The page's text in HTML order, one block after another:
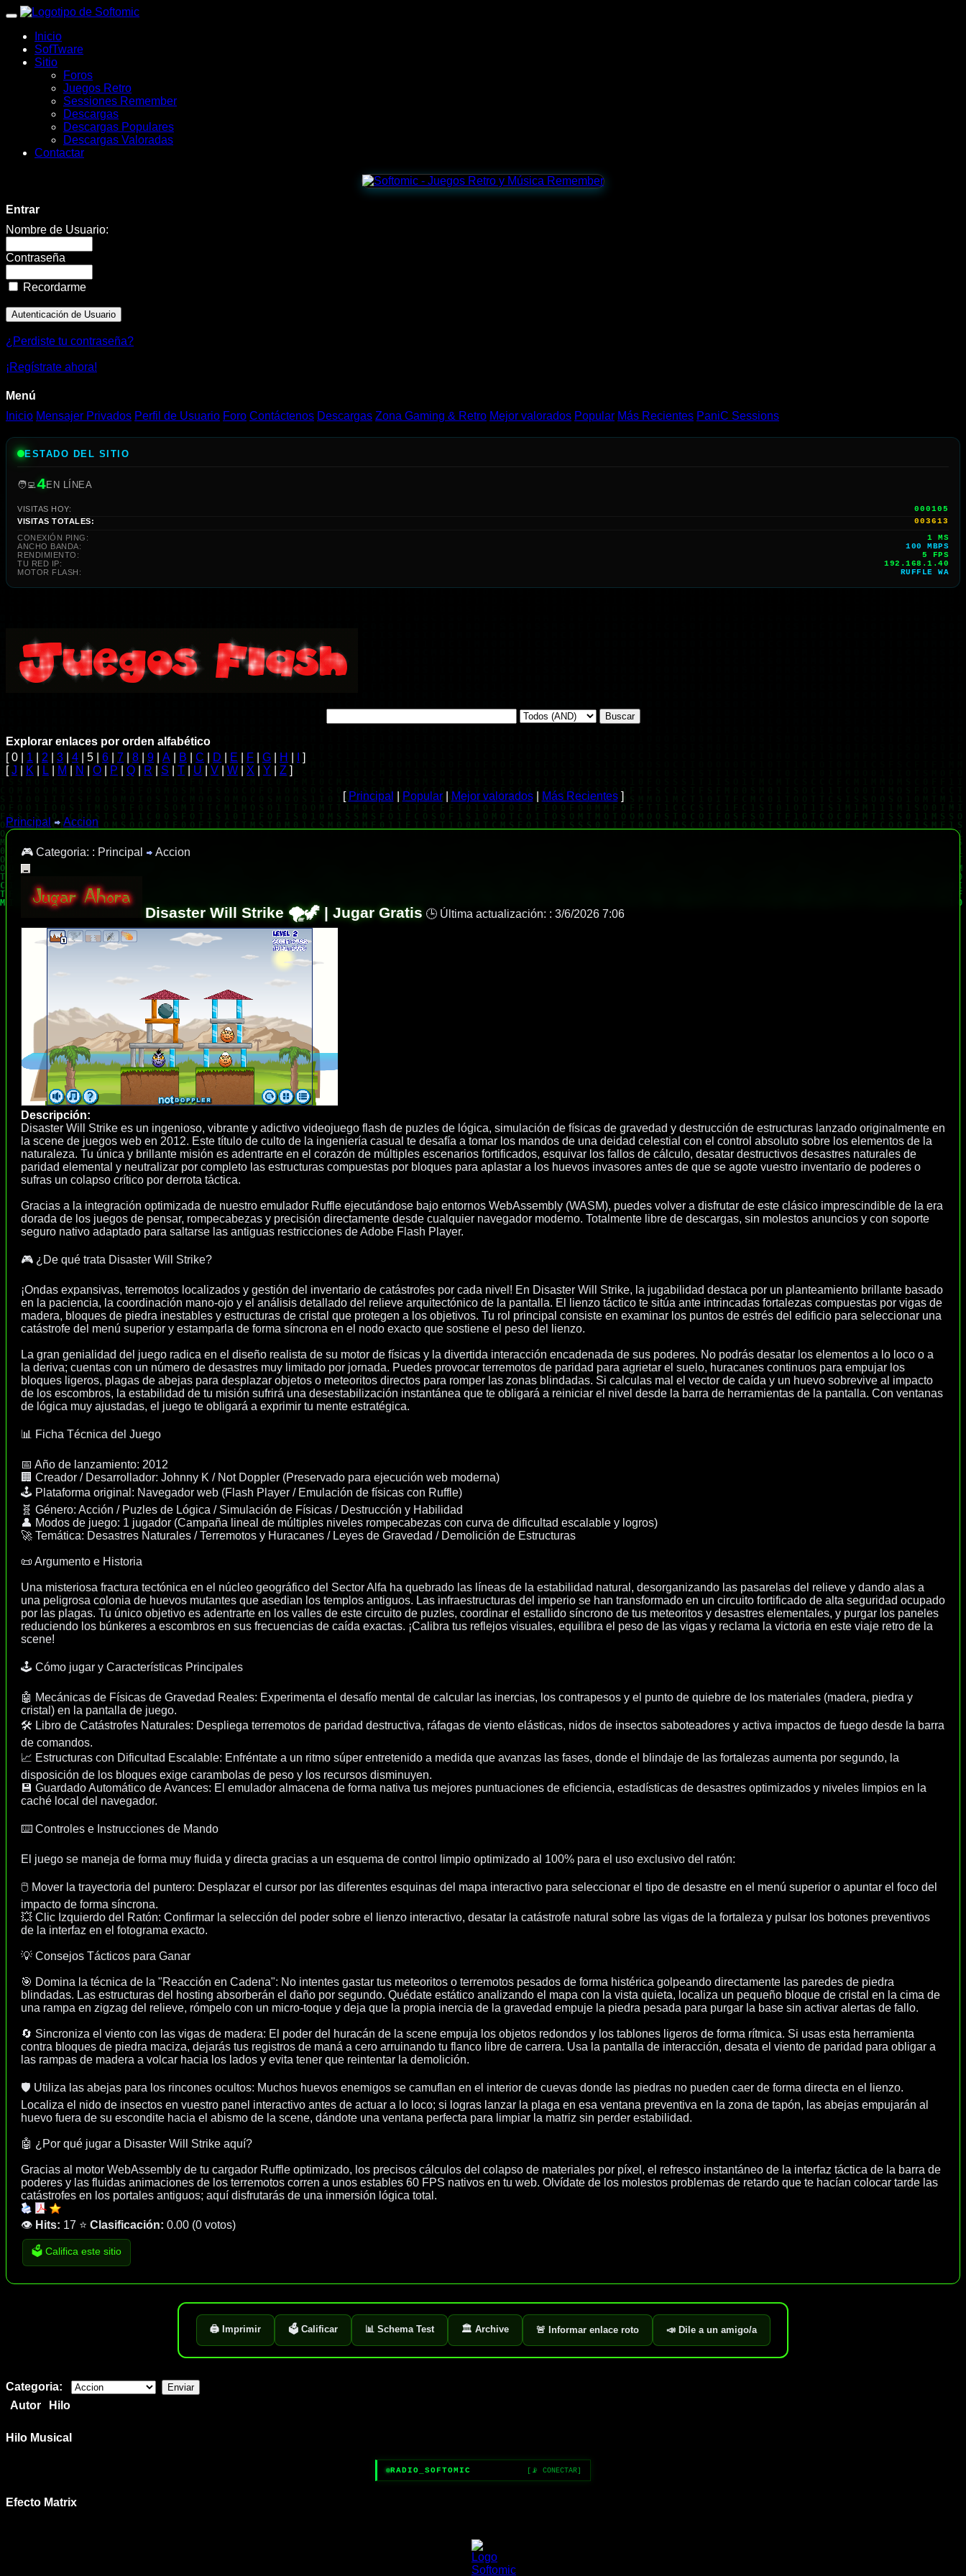
wWw.SofTomiC.org
Zona
Gaming
Retro
Disaster
Will
Strike
🌪️
🦖
|
Jugar
Gratis
Inicio
SofTware
Sitio
Foros
Juegos Retro
Sessiones Remember
Descargas
Descargas Populares
Descargas Valoradas
Contactar
Entrar
Nombre de Usuario:
Contraseña
Recordarme
¿Perdiste tu contraseña?
¡Regístrate ahora!
Menú
Inicio Mensajer Privados Perfil de Usuario Foro Contáctenos Descargas Zona Gaming & Retro Mejor valorados Popular Más Recientes PaniC Sessions
ESTADO DEL SITIO
🧑‍💻4EN LÍNEA
VISITAS HOY:
000105
VISITAS TOTALES:
003613
CONEXIÓN PING:
1 MS
ANCHO BANDA:
100 MBPS
RENDIMIENTO:
3 FPS
TU RED IP:
192.168.1.40
MOTOR FLASH:
RUFFLE WA
Explorar enlaces por orden alfabético
[ 0 | 1 2 3 4 | 5 | 6 7 8 9 A B C D E F G H
]
[J K L M N O P Q R S T U V W X Y Z ]
[ Principal Popular| Mejor valorados| Más Recientes]
Principal Accion
🎮 Categoria: : Principal Accion
Disaster Will Strike 🌪️🦖 | Jugar Gratis 🕒 Última actualización: : 3/6/2026 7:06
Descripción:
Disaster Will Strike es un ingenioso, vibrante y adictivo videojuego flash de puzles de lógica, simulación de físicas de gravedad y destrucción de estructuras lanzado originalmente en
la scene de juegos web en 2012. Este título de culto de la ingeniería casual te desafía a tomar los mandos de una deidad celestial con el control absoluto sobre los elementos de la
naturaleza. Tu única y brillante misión es adentrarte en el corazón de múltiples escenarios fortificados, esquivar los fallos de cálculo, desatar destructivos desastres naturales de
paridad elemental y neutralizar por completo las estructuras compuestas por bloques para aplastar a los huevos invasores antes de que se agote vuestro inventario de poderes o
sufras un colapso crítico por derrota táctica.
Gracias a la integración optimizada de nuestro emulador Ruffle ejecutándose bajo entornos WebAssembly (WASM), puedes volver a disfrutar de este clásico imprescindible de la era
dorada de los juegos de pensar, rompecabezas y precisión directamente desde cualquier navegador moderno. Totalmente libre de descargas, sin molestos anuncios y con soporte
seguro nativo adaptado para saltarse las antiguas restricciones de Adobe Flash Player.
🎮 ¿De qué trata Disaster Will Strike?
¡Ondas expansivas, terremotos localizados y gestión del inventario de catástrofes por cada nivel! En Disaster Will Strike, la jugabilidad destaca por un planteamiento brillante basado
en la paciencia, la coordinación mano-ojo y el análisis detallado del relieve arquitectónico de la pantalla. El lienzo táctico te sitúa ante intrincadas fortalezas compuestas por vigas de
madera, bloques de piedra inestables y estructuras de cristal que protegen a los objetivos. Tu rol principal consiste en examinar los puntos de estrés del edificio para seleccionar una
catástrofe del menú superior y estamparla de forma síncrona en el nodo exacto que sostiene el peso del lienzo.
La gran genialidad del juego radica en el diseño realista de su motor de físicas y la divertida interacción encadenada de sus poderes. No podrás desatar los elementos a lo loco o a
la deriva; cuentas con un número de desastres muy limitado por jornada. Puedes provocar terremotos de paridad para agrietar el suelo, huracanes continuos para empujar los
bloques ligeros, plagas de abejas para desplazar objetos o meteoritos directos para romper las zonas blindadas. Si calculas mal el vector de caída y un huevo sobrevive al impacto
de los escombros, la estabilidad de tu misión sufrirá una desestabilización instantánea que te obligará a reiniciar el nivel desde la barra de herramientas de la pantalla. Con ventanas
de lógica muy ajustadas, el juego te obligará a exprimir tu mente estratégica.
📊 Ficha Técnica del Juego
📅 Año de lanzamiento: 2012
🏢 Creador / Desarrollador: Johnny K / Not Doppler (Preservado para ejecución web moderna)
🕹️ Plataforma original: Navegador web (Flash Player / Emulación de físicas con Ruffle)
🧬 Género: Acción / Puzles de Lógica / Simulación de Físicas / Destrucción y Habilidad
👤 Modos de juego: 1 jugador (Campaña lineal de múltiples niveles rompecabezas con curva de dificultad escalable y logros)
🚀 Temática: Desastres Naturales / Terremotos y Huracanes / Leyes de Gravedad / Demolición de Estructuras
📜 Argumento e Historia
Una misteriosa fractura tectónica en el núcleo geográfico del Sector Alfa ha quebrado las líneas de la estabilidad natural, desorganizando las pasarelas del relieve y dando alas a
una peligrosa colonia de huevos mutantes que asedian los templos antiguos. Las infraestructuras del imperio se han transformado en un circuito fortificado de alta seguridad ocupado
por las plagas. Tu único objetivo es adentrarte en los valles de este circuito de puzles, coordinar el estallido síncrono de tus meteoritos y desastres elementales, y purgar los paneles
reduciendo los búnkeres a escombros en sus frecuencias de caída exactas. ¡Calibra tus reflejos visuales, equilibra el peso de las vigas y reclama la victoria en este viaje retro de la
scene!
🕹️ Cómo jugar y Características Principales
🤖 Mecánicas de Físicas de Gravedad Reales: Experimenta el desafío mental de calcular las inercias, los contrapesos y el punto de quiebre de los materiales (madera, piedra y
cristal) en la pantalla de juego.
🛠️ Libro de Catástrofes Naturales: Despliega terremotos de paridad destructiva, ráfagas de viento elásticas, nidos de insectos saboteadores y activa impactos de fuego desde la barra
de comandos.
📈 Estructuras con Dificultad Escalable: Enfréntate a un ritmo súper entretenido a medida que avanzas las fases, donde el blindaje de las fortalezas aumenta por segundo, la
disposición de los bloques exige carambolas de peso y los recursos disminuyen.
💾 Guardado Automático de Avances: El emulador almacena de forma nativa tus mejores puntuaciones de eficiencia, estadísticas de desastres optimizados y niveles limpios en la
caché local del navegador.
⌨️ Controles e Instrucciones de Mando
El juego se maneja de forma muy fluida y directa gracias a un esquema de control limpio optimizado al 100% para el uso exclusivo del ratón:
🖱️ Mover la trayectoria del puntero: Desplazar el cursor por las diferentes esquinas del mapa interactivo para seleccionar el tipo de desastre en el menú superior o apuntar el foco del
impacto de forma síncrona.
💥 Clic Izquierdo del Ratón: Confirmar la selección del poder sobre el lienzo interactivo, desatar la catástrofe natural sobre las vigas de la fortaleza y pulsar los botones preventivos
de la interfaz en el fotograma exacto.
💡 Consejos Tácticos para Ganar
🎯 Domina la técnica de la "Reacción en Cadena": No intentes gastar tus meteoritos o terremotos pesados de forma histérica golpeando directamente las paredes de piedra
blindadas. Las estructuras del hosting absorberán el daño por segundo. Quédate estático analizando el mapa con la vista quieta, localiza un pequeño bloque de cristal en la cima de
una rampa en zigzag del relieve, rómpelo con un micro-toque y deja que la propia inercia de la gravedad empuje la piedra pesada para purgar la base sin activar alertas de fallo.
🔄 Sincroniza el viento con las vigas de madera: El poder del huracán de la scene empuja los objetos redondos y los tablones ligeros de forma rítmica. Si usas esta herramienta
contra bloques de piedra maciza, dejarás tus registros de maná a cero arruinando tu flanco libre de carrera. Usa la pantalla de interacción, desata el viento de paridad para obligar a
las rampas de madera a volcar hacia los lados y evita tener que reintentar la demolición.
🛡️ Utiliza las abejas para los rincones ocultos: Muchos huevos enemigos se camuflan en el interior de cuevas donde las piedras no pueden caer de forma directa en el lienzo.
Localiza el nido de insectos en vuestro panel interactivo antes de actuar a lo loco; si logras lanzar la plaga en esa ventana preventiva en la zona de tapón, las abejas empujarán al
huevo fuera de su escondite hacia el abismo de la scene, dándote una ventana perfecta para limpiar la matriz sin perder estabilidad.
🤖 ¿Por qué jugar a Disaster Will Strike aquí?
Gracias al motor WebAssembly de tu cargador Ruffle optimizado, los precisos cálculos del colapso de materiales por píxel, el refresco instantáneo de la interfaz táctica de la barra de
poderes y las fluidas animaciones de los terremotos corren a unos estables 60 FPS nativos en tu web. Olvídate de los molestos problemas de retardo que te hacían colocar tarde las
catástrofes en los portales antiguos; aquí disfrutarás de una inmersión lógica total.
👁️ Hits: 17 ⭐ Clasificación: 0.00 (0 votos)
🗳️ Califica este sitio
🖨️ Imprimir 🗳️ Calificar 📊 Schema Test 🏛️ Archive 🚨 Informar enlace roto 📣 Dile a un amigo/a
Categoria:
Autor
Hilo
Hilo Musical
RADIO_SOFTOMIC [📡 CONECTAR]
Efecto Matrix